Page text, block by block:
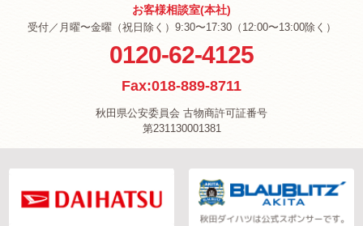
お客様相談室(本社)
受付／月曜〜金曜（祝日除く）9:30〜17:30（12:00〜13:00除く）
0120-62-4125
Fax:018-889-8711
秋田県公安委員会 古物商許可証番号
第231130001381